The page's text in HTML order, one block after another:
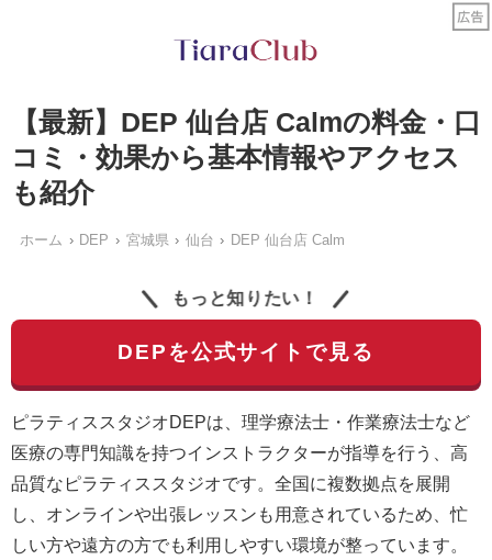
【最新】DEP 仙台店 Calmの料金・口
コミ・効果から基本情報やアクセス
も紹介
ホーム DEP 宮城県 仙台 DEP 仙台店 Calm
もっと知りたい！
DEPを公式サイトで見る
ピラティススタジオDEPは、理学療法士・作業療法士など
医療の専門知識を持つインストラクターが指導を行う、高
品質なピラティススタジオです。全国に複数拠点を展開
し、オンラインや出張レッスンも用意されているため、忙
しい方や遠方の方でも利用しやすい環境が整っています。